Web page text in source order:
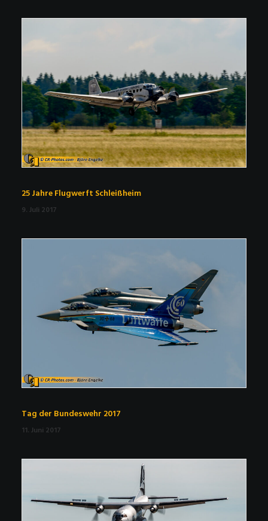
25 Jahre Flugwerft Schleißheim
9. Juli 2017
Tag der Bundeswehr 2017
11. Juni 2017